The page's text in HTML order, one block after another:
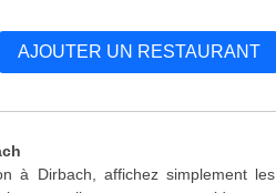
AJOUTER UN RESTAURANT
à Dirbach, affichez simplement les